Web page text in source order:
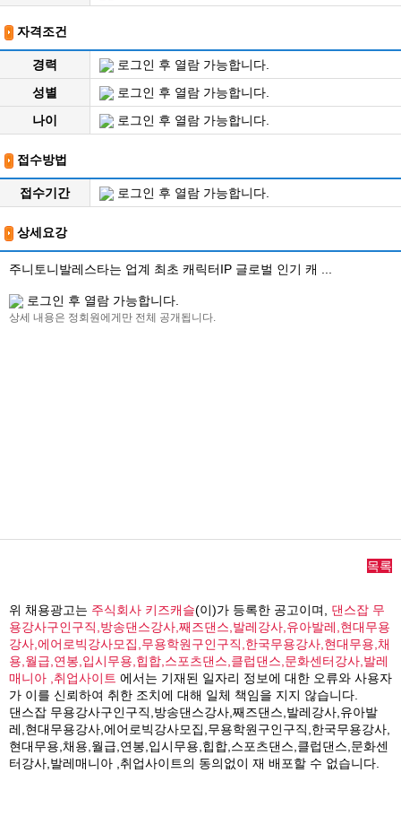
자격조건
경력
로그인 후 열람 가능합니다.
성별
로그인 후 열람 가능합니다.
나이
로그인 후 열람 가능합니다.
접수방법
접수기간 로그인 후 열람 가능합니다.
상세요강
주니토니발레스타는 업계 최초 캐릭터IP 글로벌 인기 캐 ...
로그인 후 열람 가능합니다.
상세 내용은 정회원에게만 전체 공개됩니다.
목록
위 채용광고는 주식회사 키즈캐슬(이)가 등록한 공고이며, 댄스잡 무
용강사구인구직,방송댄스강사,째즈댄스,발레강사,유아발레,현대무용
강사,에어로빅강사모집,무용학원구인구직,한국무용강사,현대무용,채
용,월급,연봉,입시무용,힙합,스포츠댄스,클럽댄스,문화센터강사,발레
매니아 ,취업사이트 에서는 기재된 일자리 정보에 대한 오류와 사용자
가 이를 신뢰하여 취한 조치에 대해 일체 책임을 지지 않습니다.
댄스잡 무용강사구인구직,방송댄스강사,째즈댄스,발레강사,유아발
레,현대무용강사,에어로빅강사모집,무용학원구인구직,한국무용강사,
현대무용,채용,월급,연봉,입시무용,힙합,스포츠댄스,클럽댄스,문화센
터강사,발레매니아 ,취업사이트의 동의없이 재 배포할 수 없습니다.